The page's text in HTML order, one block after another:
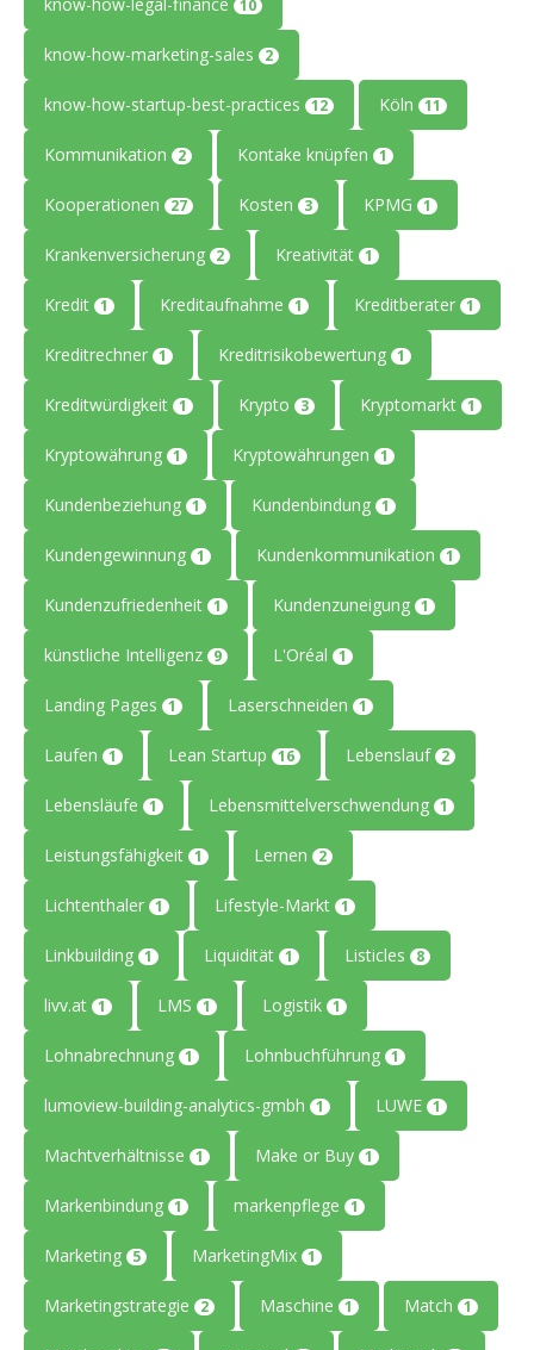
10
know-how-marketing-sales 2
know-how-startup-best-practices 12 Köln 11
Kommunikation 2 Kontake knüpfen 1
Kooperationen 27 Kosten 3 KPMG 1
Krankenversicherung 2 Kreativität 1
Kredit 1 Kreditaufnahme 1 Kreditberater 1
Kreditrechner 1 Kreditrisikobewertung 1
Kreditwürdigkeit 1 Krypto 3 Kryptomarkt 1
Kryptowährung 1 Kryptowährungen 1
Kundenbeziehung 1 Kundenbindung 1
Kundengewinnung 1 Kundenkommunikation 1
Kundenzufriedenheit 1 Kundenzuneigung 1
künstliche Intelligenz 9 L'Oréal 1
Landing Pages 1 Laserschneiden 1
Laufen 1 Lean Startup 16 Lebenslauf 2
Lebensläufe 1 Lebensmittelverschwendung 1
Leistungsfähigkeit 1 Lernen 2
Lichtenthaler 1 Lifestyle-Markt 1
Linkbuilding 1 Liquidität 1 Listicles 8
livv.at 1 LMS 1 Logistik 1
Lohnabrechnung 1 Lohnbuchführung 1
lumoview-building-analytics-gmbh 1 LUWE 1
Machtverhältnisse 1 Make or Buy 1
Markenbindung 1 markenpflege 1
Marketing 5 MarketingMix 1
Marketingstrategie 2 Maschine 1 Match 1